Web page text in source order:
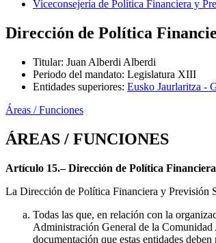
Viceconsejería de Política Financiera y
Dirección de Política
Titular: Juan Alberdi Alberdi
Periodo del mandato: Legislatura XIII
Entidades superiores: Eusko Jaurlaritza -
Áreas / Funciones
ÁREAS / FUNCIONES
Artículo 15.– Dirección de Política
La Dirección de Política Financiera y Previsión
Todas las que, en relación con la
Administración General de la
documentación que estas entidades